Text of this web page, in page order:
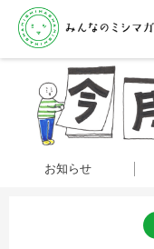
お知らせ